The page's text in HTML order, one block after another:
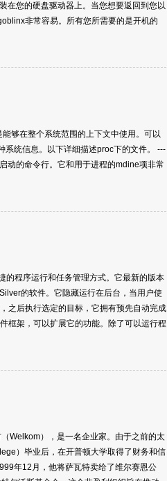
在您的硬盘驱动器上。当您想要返回到您以
非常容易。所有您所需要的是开机的
够在整个系统范围的上下文中使用。可以
系统信息。以下详细描述proc下的文件。 ---
动的命令行。它和用于进程的mdine项非常
的程序运行和任务管理方式。它最新的版本
的软件。它隐藏运行在后台，当用户使
之后执行选定的目标，它拥有预先自动完成
框架，可以扩展它的功能。除了可以运行程
Welkom），是一名企业家。由于之前的太
）毕业后，在开普顿大学取得了财务和信
年12月，他将萨瓦特卖给了维尔赛恩公